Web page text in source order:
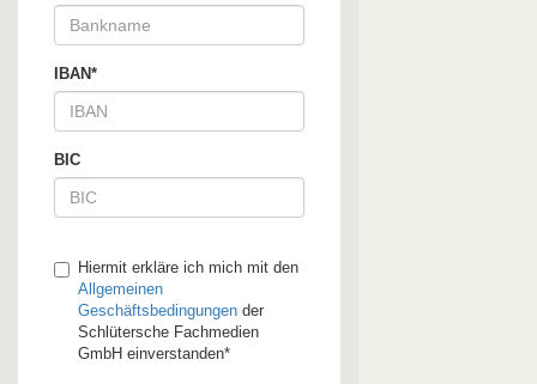
IBAN*
BIC
Hiermit erkläre ich mich mit den
Allgemeinen
Geschäftsbedingungen der
Schlütersche Fachmedien
GmbH einverstanden*